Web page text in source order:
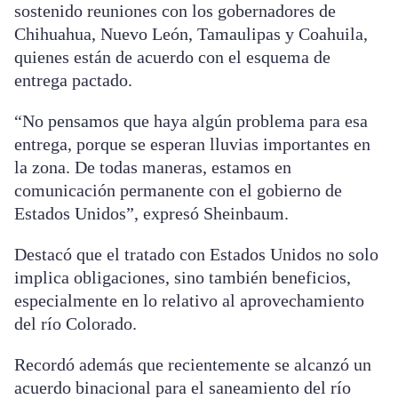
sostenido reuniones con los gobernadores de
Chihuahua, Nuevo León, Tamaulipas y Coahuila,
quienes están de acuerdo con el esquema de
entrega pactado.
“No pensamos que haya algún problema para esa
entrega, porque se esperan lluvias importantes en
la zona. De todas maneras, estamos en
comunicación permanente con el gobierno de
Estados Unidos”, expresó Sheinbaum.
Destacó que el tratado con Estados Unidos no solo
implica obligaciones, sino también beneficios,
especialmente en lo relativo al aprovechamiento
del río Colorado.
Recordó además que recientemente se alcanzó un
acuerdo binacional para el saneamiento del río